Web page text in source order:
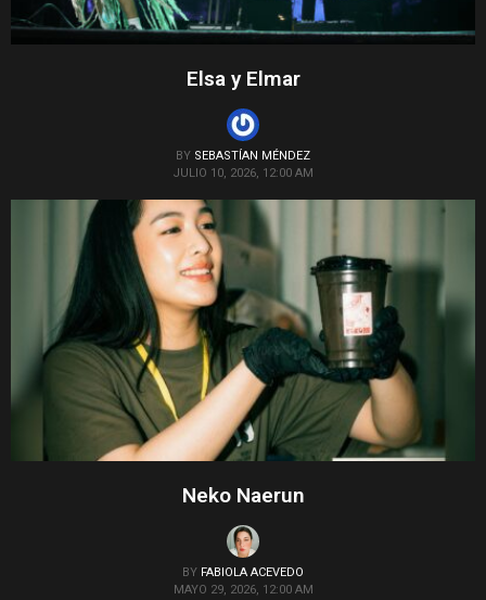
Elsa y Elmar
BY SEBASTÍAN MÉNDEZ
JULIO 10, 2026, 12:00 AM
Neko Naerun
BY FABIOLA ACEVEDO
MAYO 29, 2026, 12:00 AM